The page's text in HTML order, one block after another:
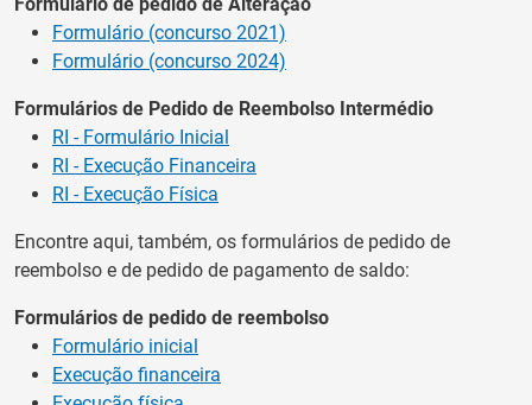
Formulário (concurso 2021)
Formulário (concurso 2024)
Formulários de Pedido de Reembolso Intermédio
RI - Formulário Inicial
RI - Execução Financeira
RI - Execução Física
Encontre aqui, também, os formulários de pedido de
reembolso e de pedido de pagamento de saldo:
Formulários de pedido de reembolso
Formulário inicial
Execução financeira